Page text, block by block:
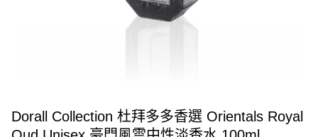
Dorall Collection 杜拜多多香選 Orientals Royal